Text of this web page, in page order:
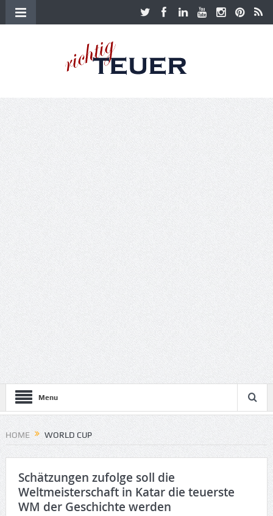
Menu
HOME WORLD CUP
Schätzungen zufolge soll die
Weltmeisterschaft in Katar die teuerste
WM der Geschichte werden